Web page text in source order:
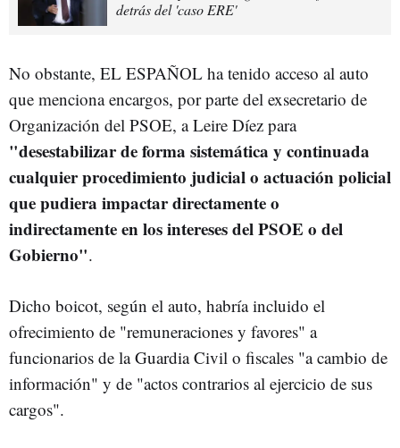
detrás del 'caso ERE'
No obstante, EL ESPAÑOL ha tenido acceso al auto
que menciona encargos, por parte del exsecretario de
Organización del PSOE, a Leire Díez para
"desestabilizar de forma sistemática y continuada
cualquier procedimiento judicial o actuación policial
que pudiera impactar directamente o
indirectamente en los intereses del PSOE o del
Gobierno".
Dicho boicot, según el auto, habría incluido el
ofrecimiento de "remuneraciones y favores" a
funcionarios de la Guardia Civil o fiscales "a cambio de
información" y de "actos contrarios al ejercicio de sus
cargos".